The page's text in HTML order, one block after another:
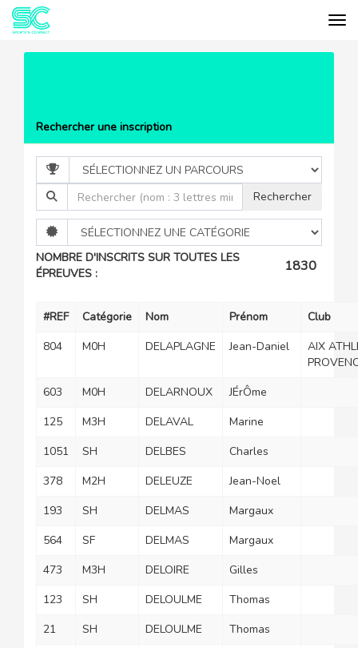
Rechercher une inscription
NOMBRE D'INSCRITS SUR TOUTES LES
ÉPREUVES :
1830
#REF Catégorie Nom Prénom
Club
804
M0H DELAPLAGNE Jean-Daniel
AIX
603
M0H DELARNOUX
JÉrÔme
125
M3H DELAVAL
Marine
1051
SH DELBES
Charles
378
M2H DELEUZE
Jean-Noel
193
SH DELMAS
Margaux
564
SF DELMAS
Margaux
473
M3H DELOIRE
Gilles
123
SH DELOULME
Thomas
21
SH DELOULME
Thomas